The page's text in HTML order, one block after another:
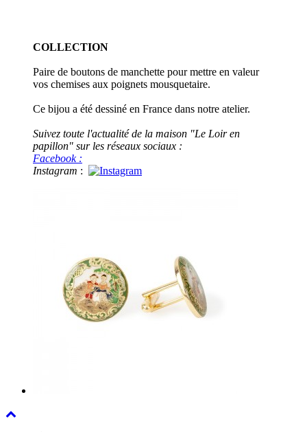
COLLECTION
Paire de boutons de manchette pour mettre en valeur
vos chemises aux poignets mousquetaire.
Ce bijou a été dessiné en France dans notre atelier.
Suivez toute l'actualité de la maison "Le Loir en
papillon" sur les réseaux sociaux :
Facebook :
Instagram :